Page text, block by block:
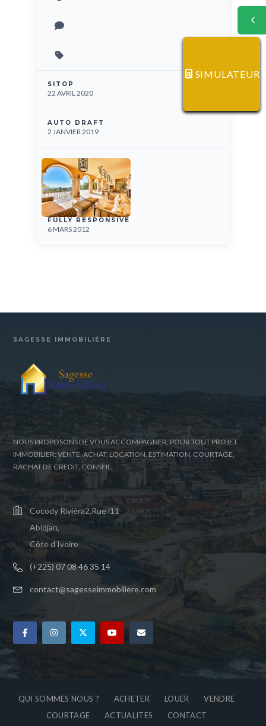
SITOP
22 AVRIL 2020
AUTO DRAFT
2 JANVIER 2019
FULLY RESPONSIVE
6 MARS 2012
SAGESSE IMMOBILIÈRE
NOUS PROPOSONS DE VOUS ACCOMPAGNER, POUR TOUT PROJET
IMMOBILIER: VENTE, ACHAT, LOCATION, ESTIMATION, COURTAGE,
RACHAT DE CREDIT, CONSEIL.
Cocody Riviéra2,Rue i11
Abidjan,
Côte d'Ivoire
(+225) 07 08 46 35 14
contact@sagesseimmobiliere.com
QUI SOMMES NOUS ? ACHETER LOUER
VENDRE
COURTAGE
ACTUALITES CONTACT
SIMULATEUR